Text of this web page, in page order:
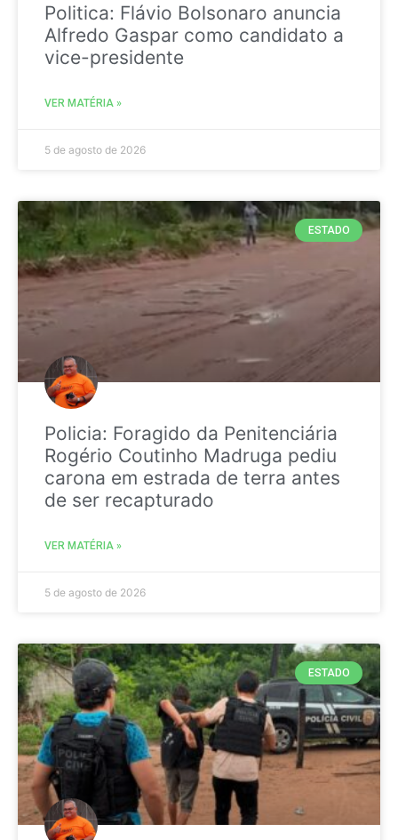
Politica: Flávio Bolsonaro anuncia
Alfredo Gaspar como candidato a
vice-presidente
VER MATÉRIA »
5 de agosto de 2026
ESTADO
Policia: Foragido da Penitenciária
Rogério Coutinho Madruga pediu
carona em estrada de terra antes
de ser recapturado
VER MATÉRIA »
5 de agosto de 2026
ESTADO